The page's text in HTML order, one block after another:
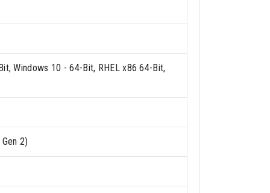
Windows 10 - 64-Bit, RHEL x86 64-Bit,
2)